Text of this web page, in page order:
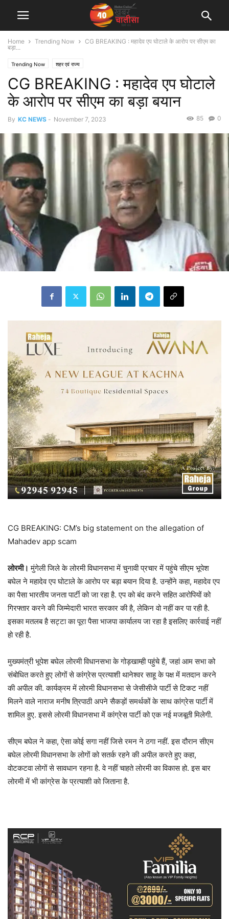
Home Trending Now
CG BREAKING : महादेव एप घोटाले के आरोप पर सीएम का
बड़ा...
Trending Now शहर एवं राज्य
CG BREAKING : महादेव एप घोटाले
के आरोप पर सीएम का बड़ा बयान
By KC NEWS - November 7, 2023 0
85
CG BREAKING: CM’s big statement on the allegation of
Mahadev app scam
लोरमी। मुंगेली जिले के लोरमी विधानसभा में चुनावी प्रचार में पहुंचे सीएम भूपेश
बघेल ने महादेव एप घोटाले के आरोप पर बड़ा बयान दिया है. उन्होंने कहा, महादेव एप
का पैसा भारतीय जनता पार्टी को जा रहा है. एप को बंद करने सहित आरोपियों को
गिरफ्तार करने की जिम्मेदारी भारत सरकार की है, लेकिन वो नहीं कर पा रही है.
इसका मतलब है सट्टा का पूरा पैसा भाजपा कार्यालय जा रहा है इसलिए कार्रवाई नहीं
हो रही है.
मुख्यमंत्री भूपेश बघेल लोरमी विधानसभा के गोड़खाम्ही पहुंचे हैं, जहां आम सभा को
संबोधित करते हुए लोगों से कांग्रेस प्रत्याशी थानेश्वर साहू के पक्ष में मतदान करने
की अपील की. कार्यक्रम में लोरमी विधानसभा से जेसीसीजे पार्टी से टिकट नहीं
मिलने वाले नाराज मनीष त्रिपाठी अपने सैकड़ों समर्थकों के साथ कांग्रेस पार्टी में
शामिल हुए. इससे लोरमी विधानसभा में कांग्रेस पार्टी को एक नई मजबूती मिलेगी.
सीएम बघेल ने कहा, ऐसा कोई सगा नहीं जिसे रमन ने ठगा नहीं. इस दौरान सीएम
बघेल लोरमी विधानसभा के लोगों को सतर्क रहने की अपील करते हुए कहा,
वोटकटवा लोगों से सावधान रहना है. वे नहीं चाहते लोरमी का विकास हो. इस बार
लोरमी में भी कांग्रेस के प्रत्याशी को जिताना है.